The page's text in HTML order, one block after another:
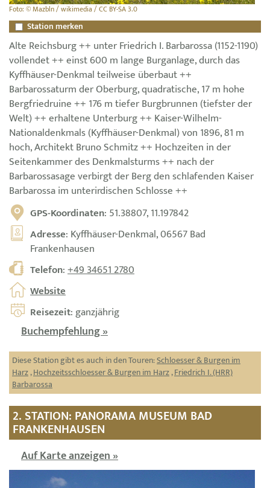
Foto: © Mazbln / wikimedia / CC BY-SA 3.0
Station merken
Alte Reichsburg ++ unter Friedrich I. Barbarossa (1152-1190)
vollendet ++ einst 600 m lange Burganlage, durch das
Kyffhäuser-Denkmal teilweise überbaut ++
Barbarossaturm der Oberburg, quadratische, 17 m hohe
Bergfriedruine ++ 176 m tiefer Burgbrunnen (tiefster der
Welt) ++ erhaltene Unterburg ++ Kaiser-Wilhelm-
Nationaldenkmals (Kyffhäuser-Denkmal) von 1896, 81 m
hoch, Architekt Bruno Schmitz ++ Hochzeiten in der
Seitenkammer des Denkmalsturms ++ nach der
Barbarossasage verbirgt der Berg den schlafenden Kaiser
Barbarossa im unterirdischen Schlosse ++
GPS-Koordinaten: 51.38807, 11.197842
Adresse: Kyffhäuser-Denkmal, 06567 Bad
Frankenhausen
Telefon:+49 34651 2780
Website
Reisezeit: ganzjährig
Buchempfehlung »
Diese Station gibt es auch in den Touren:Schloesser & Burgen im
Harz,Hochzeitsschloesser & Burgen im Harz,Friedrich I. (HRR)
Barbarossa
2. STATION: PANORAMA MUSEUM BAD
FRANKENHAUSEN
Auf Karte anzeigen »